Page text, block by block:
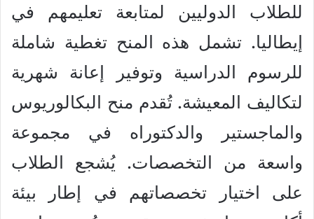
للطلاب الدوليين لمتابعة تعليمهم في
إيطاليا. تشمل هذه المنح تغطية شاملة
للرسوم الدراسية وتوفير إعانة شهرية
لتكاليف المعيشة. تُقدم منح البكالوريوس
والماجستير والدكتوراه في مجموعة
واسعة من التخصصات. يُشجع الطلاب
على اختيار تخصصاتهم في إطار بيئة